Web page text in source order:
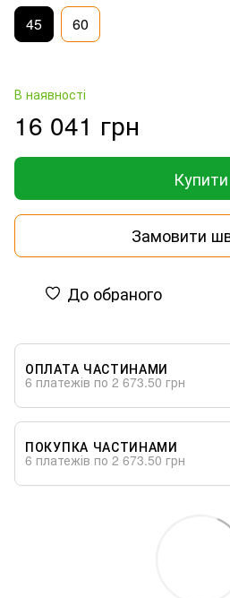
45 60
В наявності
16 041 грн
Купити
Замовити
До обраного
ОПЛАТА ЧАСТИНАМИ
6 платежів по 2 673.50 грн
ПОКУПКА ЧАСТИНАМИ
6 платежів по 2 673.50 грн